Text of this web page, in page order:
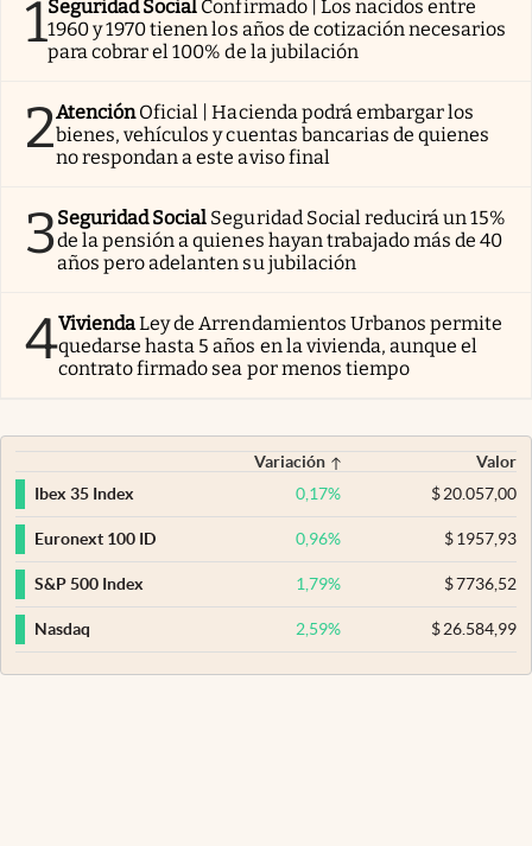
1Seguridad Social Confirmado | Los nacidos entre
1960 y 1970 tienen los años de cotización necesarios
para cobrar el 100% de la jubilación
2AtenciónOficial | Hacienda podrá embargar los
bienes, vehículos y cuentas bancarias de quienes
no respondan a este aviso final
3Seguridad Social Seguridad Social reducirá un 15%
de la pensión a quienes hayan trabajado más de 40
años pero adelanten su jubilación
4ViviendaLey de Arrendamientos Urbanos permite
quedarse hasta 5 años en la vivienda, aunque el
contrato firmado sea por menos tiempo
Variación
Valor
Ibex 35 Index
0,17% $20.057,00
Euronext 100 ID 0,96% $1957,93
S&P 500 Index 1,79% $7736,52
Nasdaq 2,59% $26.584,99